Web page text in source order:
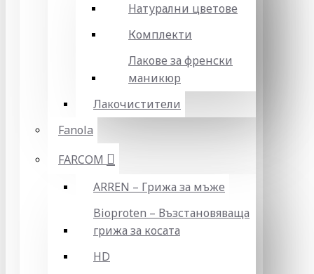
Натурални цветове
Комплекти
Лакове за френски
маникюр
Лакочистители
Fanola
FARCOM
ARREN – Грижа за мъже
Bioproten – Възстановяваща
грижа за косата
HD